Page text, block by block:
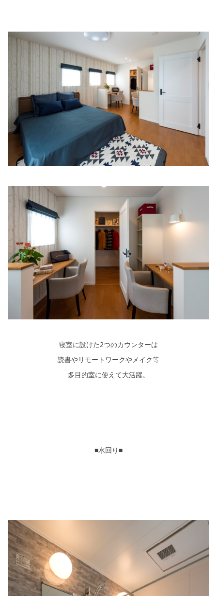
寝室に設けた2つのカウンターは
読書やリモートワークやメイク等
多目的室に使えて大活躍。
■水回り■